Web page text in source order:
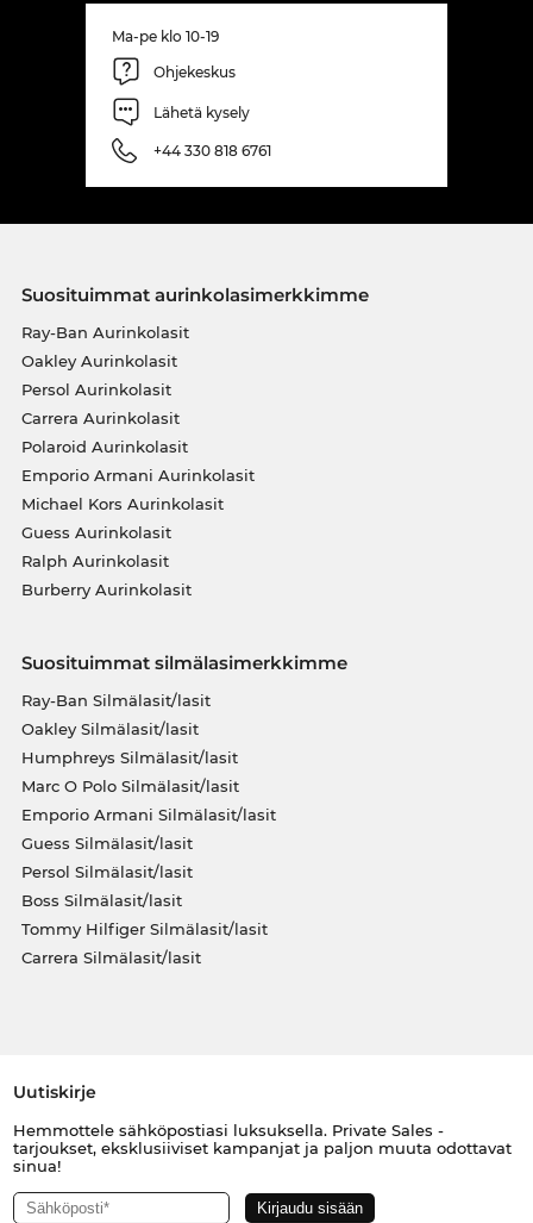
Ma-pe klo 10-19
Ohjekeskus
Lähetä kysely
+44 330 818 6761
Suosituimmat aurinkolasimerkkimme
Ray-Ban Aurinkolasit
Oakley Aurinkolasit
Persol Aurinkolasit
Carrera Aurinkolasit
Polaroid Aurinkolasit
Emporio Armani Aurinkolasit
Michael Kors Aurinkolasit
Guess Aurinkolasit
Ralph Aurinkolasit
Burberry Aurinkolasit
Suosituimmat silmälasimerkkimme
Ray-Ban Silmälasit/lasit
Oakley Silmälasit/lasit
Humphreys Silmälasit/lasit
Marc O Polo Silmälasit/lasit
Emporio Armani Silmälasit/lasit
Guess Silmälasit/lasit
Persol Silmälasit/lasit
Boss Silmälasit/lasit
Tommy Hilfiger Silmälasit/lasit
Carrera Silmälasit/lasit
Uutiskirje
Hemmottele sähköpostiasi luksuksella. Private Sales -
tarjoukset, eksklusiiviset kampanjat ja paljon muuta odottavat
sinua!